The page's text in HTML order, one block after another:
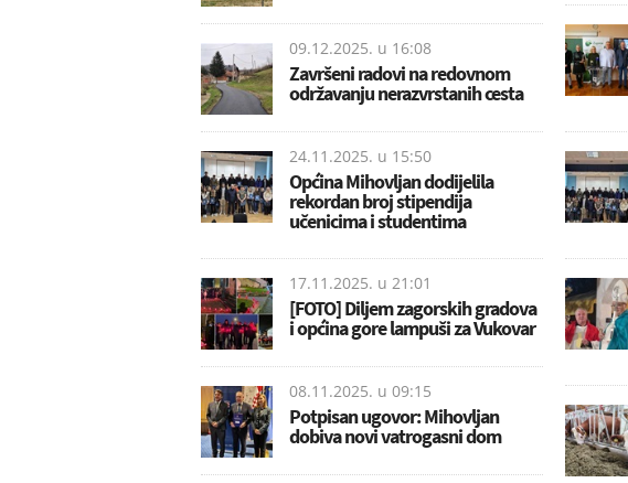
09.12.2025. u 16:08
Završeni radovi na redovnom
održavanju nerazvrstanih cesta
24.11.2025. u 15:50
Općina Mihovljan dodijelila
rekordan broj stipendija
učenicima i studentima
17.11.2025. u 21:01
[FOTO] Diljem zagorskih gradova
i općina gore lampuši za Vukovar
08.11.2025. u 09:15
Potpisan ugovor: Mihovljan
dobiva novi vatrogasni dom